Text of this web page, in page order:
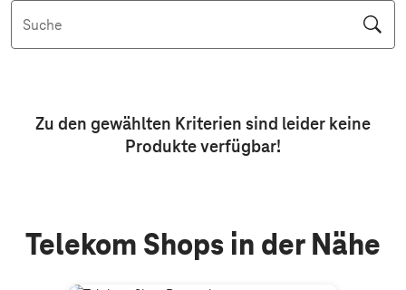
Suche
Zu den gewählten Kriterien sind leider keine
Produkteverfügbar!
Telekom Shops in der Nähe